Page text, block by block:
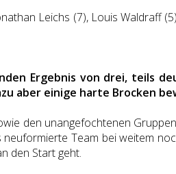
Leichs (7), Louis Waldraff
Ergebnis von drei, teils
aber einige harte Brocken
den unangefochtenen
Team bei weitem
den Start geht.